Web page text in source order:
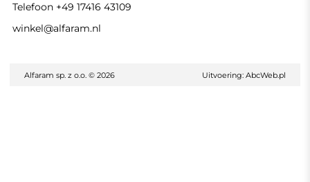
Telefoon +49 17416 43109
winkel@alfaram.nl
Alfaram sp. z o.o. © 2026 Uitvoering: AbcWeb.pl